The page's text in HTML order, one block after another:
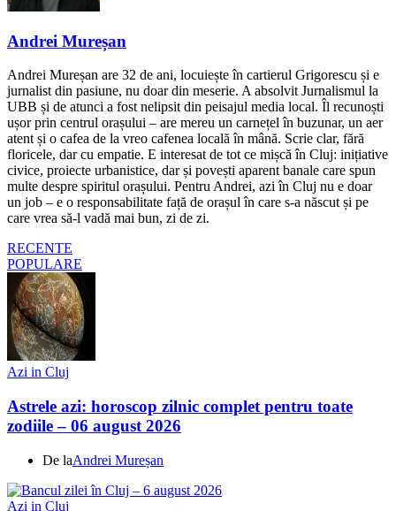
Andrei Mureșan
Andrei Mureșan are 32 de ani, locuiește în cartierul Grigorescu și e
jurnalist din pasiune, nu doar din meserie. A absolvit Jurnalismul la
UBB și de atunci a fost nelipsit din peisajul media local. Îl recunoști
ușor prin centrul orașului – are mereu un carnețel în buzunar, un aer
atent și o cafea de la vreo cafenea locală în mână. Scrie clar, fără
floricele, dar cu empatie. E interesat de tot ce mișcă în Cluj: inițiative
civice, proiecte urbanistice, dar și povești aparent banale care spun
multe despre spiritul orașului. Pentru Andrei, azi în Cluj nu e doar
un job – e o responsabilitate față de orașul în care s-a născut și pe
care vrea să-l vadă mai bun, zi de zi.
RECENTE
POPULARE
Azi in Cluj
Astrele azi: horoscop zilnic complet pentru toate
zodiile – 06 august 2026
De laAndrei Mureșan
Azi in Cluj